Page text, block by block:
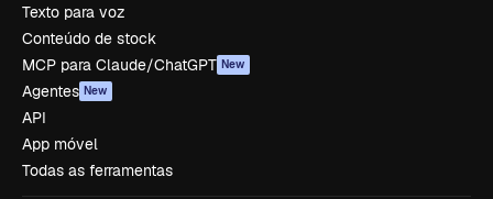
Texto para voz
Conteúdo de stock
MCP para Claude/ChatGPT New
Agentes New
API
App móvel
Todas as ferramentas